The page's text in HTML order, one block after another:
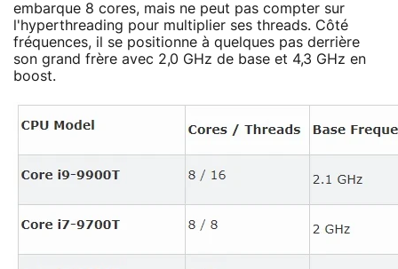
embarque 8 cores, mais ne peut pas compter sur
l'hyperthreading pour multiplier ses threads. Côté
fréquences, il se positionne à quelques pas derrière
son grand frère avec 2,0 GHz de base et 4,3 GHz en
boost.